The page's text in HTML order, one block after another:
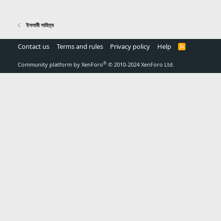
ইসলামী সাহিত্য
Contact us Terms and rules Privacy policy Help
R
Community platform by XenForo® © 2010-2024 XenForo Ltd.